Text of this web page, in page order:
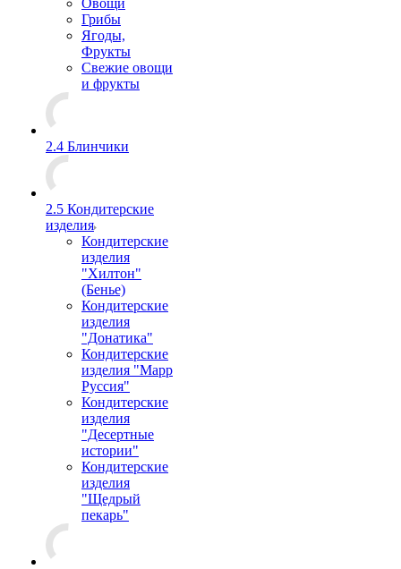
Овощи
Грибы
Ягоды,
Фрукты
Свежие овощи
и фрукты
2.4 Блинчики
2.5 Кондитерские
изделия
Кондитерские
изделия
"Хилтон"
(Бенье)
Кондитерские
изделия
"Донатика"
Кондитерские
изделия "Марр
Руссия"
Кондитерские
изделия
"Десертные
истории"
Кондитерские
изделия
"Щедрый
пекарь"